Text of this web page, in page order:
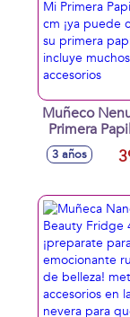
Muñeco
Primera
cm ¡ya
comer su
muchos
3 años